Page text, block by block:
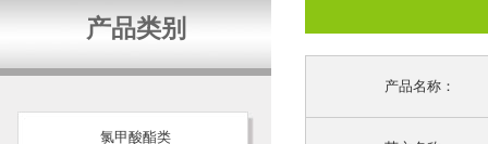
产品类别
氯甲酸酯类
产品名称：